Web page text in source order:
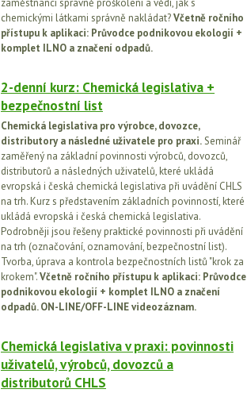
zaměstnanci správně proškoleni a vědí, jak s
chemickými látkami správně nakládat?Včetně ročního
přístupu k aplikaci: Průvodce podnikovou ekologií +
komplet ILNO a značení odpadů.
2-denní kurz: Chemická legislativa +
bezpečnostní list
Chemická legislativa pro výrobce, dovozce,
distributory a následné uživatele pro praxi.Seminář
zaměřený na základní povinnosti výrobců, dovozců,
distributorů a následných uživatelů, které ukládá
evropská i česká chemická legislativa při uvádění CHLS
na trh. Kurz s představením základních povinností, které
ukládá evropská i česká chemická legislativa.
Podrobněji jsou řešeny praktické povinnosti při uvádění
na trh (označování, oznamování, bezpečnostní list).
Tvorba, úprava a kontrola bezpečnostních listů "krok za
krokem".Včetně ročního přístupu k aplikaci: Průvodce
podnikovou ekologií + komplet ILNO a značení
odpadů. ON-LINE/OFF-LINE videozáznam.
Chemická legislativa v praxi: povinnosti
uživatelů, výrobců, dovozců a
distributorů CHLS